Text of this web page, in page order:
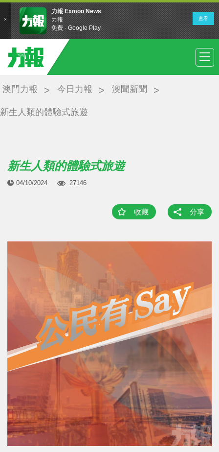
澳門力報 今日力報 澳聞新聞
新生人類的體驗式旅遊
新生人類的體驗式旅遊
04/10/2024 27146
收藏 分享